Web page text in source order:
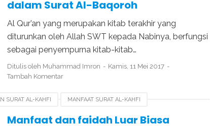
dalam Surat Al-Baqoroh
Al Qur’an yang merupakan kitab terakhir yang
diturunkan oleh Allah SWT kepada Nabinya, berfungsi
sebagai penyempurna kitab-kitab…
Ditulis oleh Muhammad Imron
Kamis, 11 Mei 2017
Tambah Komentar
SURAT AL-KAHFI MANFAAT SURAT AL-KAHFI
SURAT YASIN
Manfaat dan faidah Luar Biasa